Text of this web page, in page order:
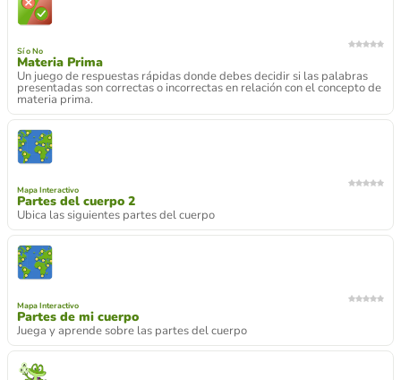
Sí o No
Materia Prima
Un juego de respuestas rápidas donde debes decidir si las palabras
presentadas son correctas o incorrectas en relación con el concepto de
materia prima.
Mapa Interactivo
Partes del cuerpo 2
Ubica las siguientes partes del cuerpo
Mapa Interactivo
Partes de mi cuerpo
Juega y aprende sobre las partes del cuerpo